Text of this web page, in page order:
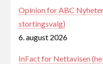
Opinion for ABC
stortingsvalg)
6. august 2026
InFact for Nettavisen